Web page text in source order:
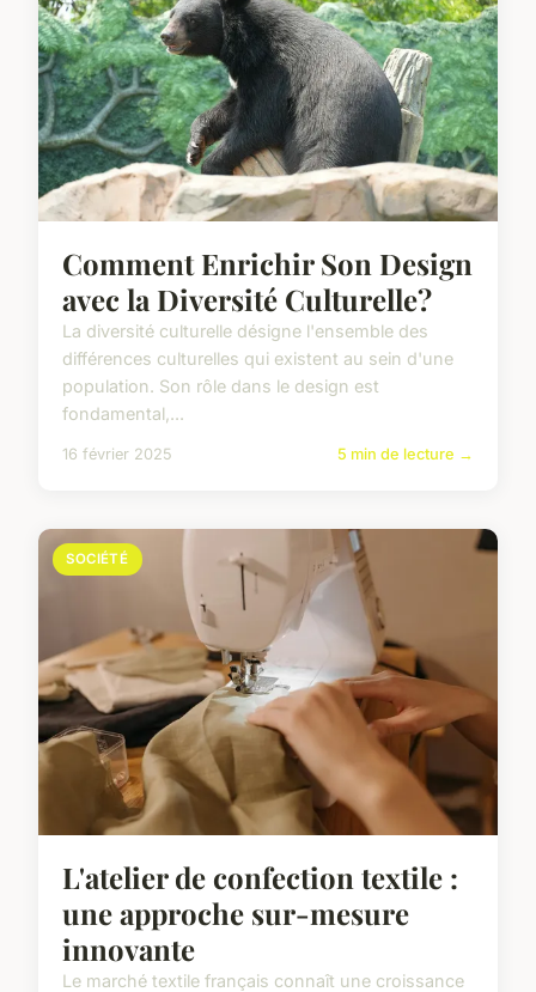
Comment Enrichir Son Design
avec la Diversité Culturelle?
La diversité culturelle désigne l'ensemble des
différences culturelles qui existent au sein d'une
population. Son rôle dans le design est
fondamental,...
16 février 2025 5 min de lecture →
SOCIÉTÉ
L'atelier de confection textile :
une approche sur-mesure
innovante
Le marché textile français connaît une croissance